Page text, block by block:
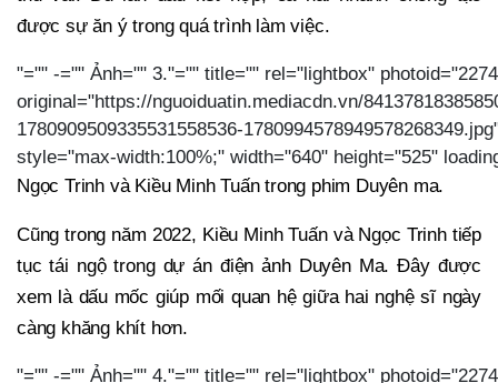
được sự ăn ý trong quá trình làm việc.
"="" -="" Ảnh="" 3."="" title="" rel="lightbox"
original="https://nguoiduatin.mediacdn.vn/
1780909509335531558536-
style="max-width:100%;" width="640" height="525"
Ngọc Trinh và Kiều Minh Tuấn trong phim Duyên ma.
Cũng trong năm 2022, Kiều Minh Tuấn và Ngọc Trinh tiếp
tục tái ngộ trong dự án điện ảnh Duyên Ma. Đây được
xem là dấu mốc giúp mối quan hệ giữa hai nghệ sĩ ngày
càng khăng khít hơn.
"="" -="" Ảnh="" 4."="" title="" rel="lightbox"